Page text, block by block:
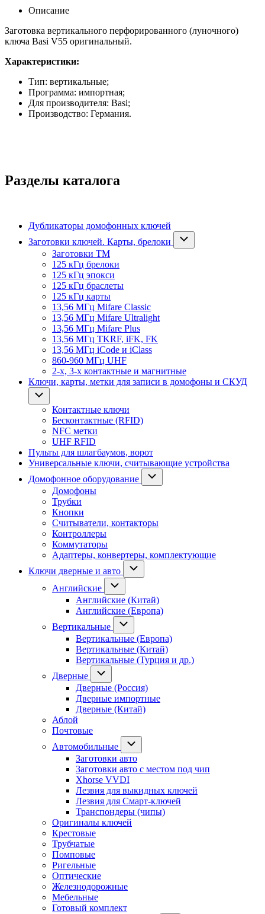
Описание
Заготовка вертикального перфорированного (луночного)
ключа Basi V55 оригинальный.
Характеристики:
Тип: вертикальные;
Программа: импортная;
Для производителя: Basi;
Производство: Германия.
Разделы каталога
Дубликаторы домофонных ключей
Заготовки ключей. Карты, брелоки
Заготовки ТМ
125 кГц брелоки
125 кГц эпокси
125 кГц браслеты
125 кГц карты
13,56 МГц Mifare Classic
13,56 МГц Mifare Ultralight
13,56 МГц Mifare Plus
13,56 МГц TKRF, iFK, FK
13,56 МГц iCode и iClass
860-960 МГц UHF
2-х, 3-х контактные и магнитные
Ключи, карты, метки для записи в домофоны и СКУД
Контактные ключи
Бесконтактные (RFID)
NFC метки
UHF RFID
Пульты для шлагбаумов, ворот
Универсальные ключи, считывающие устройства
Домофонное оборудование
Домофоны
Трубки
Кнопки
Считыватели, контакторы
Контроллеры
Коммутаторы
Адаптеры, конвертеры, комплектующие
Ключи дверные и авто
Английские
Английские (Китай)
Английские (Европа)
Вертикальные
Вертикальные (Европа)
Вертикальные (Китай)
Вертикальные (Турция и др.)
Дверные
Дверные (Россия)
Дверные импортные
Дверные (Китай)
Аблой
Почтовые
Автомобильные
Заготовки авто
Заготовки авто с местом под чип
Xhorse VVDI
Лезвия для выкидных ключей
Лезвия для Смарт-ключей
Транспондеры (чипы)
Оригиналы ключей
Крестовые
Трубчатые
Помповые
Ригельные
Оптические
Железнодорожные
Мебельные
Готовый комплект